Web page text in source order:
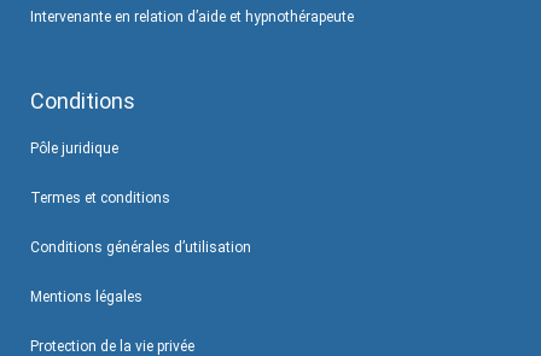
Intervenante en relation d’aide et hypnothérapeute
Conditions
Pôle juridique
Termes et conditions
Conditions générales d’utilisation
Mentions légales
Protection de la vie privée